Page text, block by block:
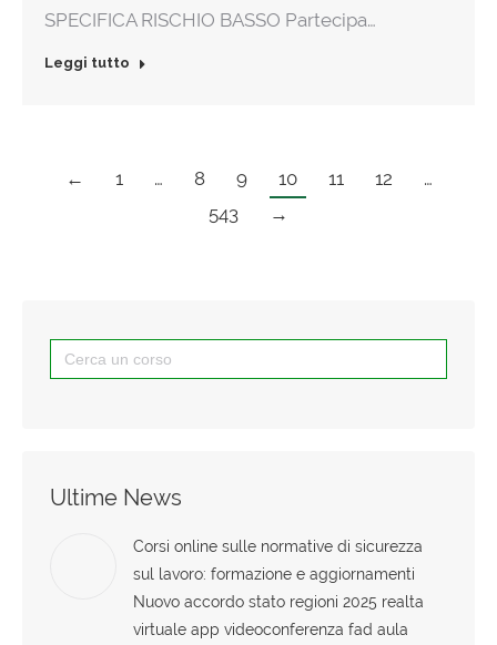
SPECIFICA RISCHIO BASSO Partecipa…
Leggi tutto
← 1 … 8 9 10 11 12
…
543
→
Search
for:
Ultime News
Corsi online sulle normative di sicurezza
sul lavoro: formazione e aggiornamenti
Nuovo accordo stato regioni 2025 realta
virtuale app videoconferenza fad aula